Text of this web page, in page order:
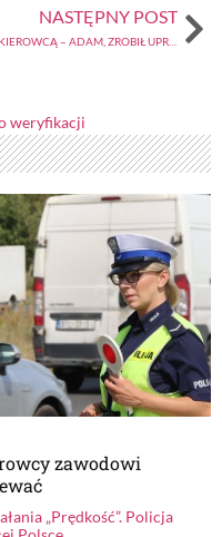
NASTĘPNY POST
BYĆ KIEROWCĄ – ADAM, ZROBIŁ UPRAWNIENIA, GDY SKOŃCZYŁ 18 LAT (1)
zawodowi
„Prędkość”. Policja